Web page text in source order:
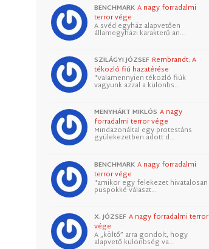
BENCHMARK A nagy forradalmi
terror vége
A svéd egyház alapvetően
államegyházi karakterű an…
SZILÁGYI JÓZSEF Rembrandt: A
tékozló fiú hazatérése
"Valamennyien tékozló fiúk
vagyunk azzal a különbs…
MENYHÁRT MIKLÓS A nagy
forradalmi terror vége
Mindazonáltal egy protestáns
gyülekezetben adott d…
BENCHMARK A nagy forradalmi
terror vége
"amikor egy felekezet hivatalosan
püspökké választ…
X. JÓZSEF A nagy forradalmi terror
vége
A „költő” arra gondolt, hogy
alapvető különbség va…